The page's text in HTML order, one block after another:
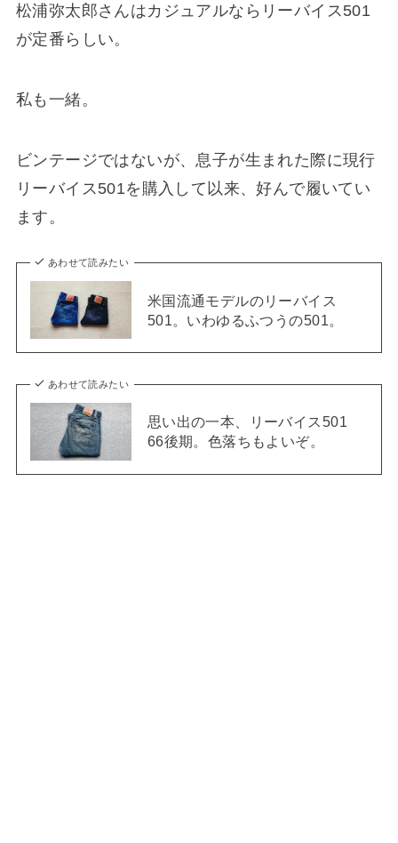
松浦弥太郎さんはカジュアルならリーバイス501
が定番らしい。
私も一緒。
ビンテージではないが、息子が生まれた際に現行
リーバイス501を購入して以来、好んで履いてい
ます。
あわせて読みたい
米国流通モデルのリーバイス
501。いわゆるふつうの501。
あわせて読みたい
思い出の一本、リーバイス501
66後期。色落ちもよいぞ。